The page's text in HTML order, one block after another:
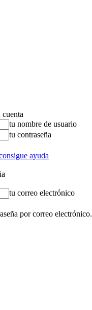
tu nombre de usuario
tu contraseña
ayuda
tu correo electrónico
por correo electrónico.